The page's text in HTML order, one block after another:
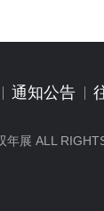
通知公告
展 ALL